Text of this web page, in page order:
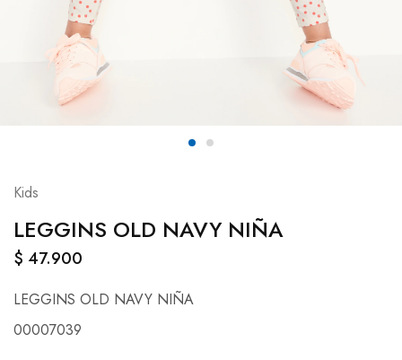
Kids
LEGGINS OLD NAVY NIÑA
$ 47.900
LEGGINS OLD NAVY NIÑA
00007039